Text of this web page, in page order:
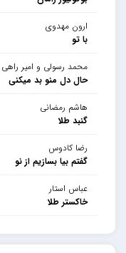
ارون مهدوی
با تو
محمد رسولی و امیر راهی
حال دل منو بد میکنی
هاشم رمضانی
گنبد طلا
رضا کادوس
گفتم بیا بسازیم از نو
عباس استار
خاکستر طلا